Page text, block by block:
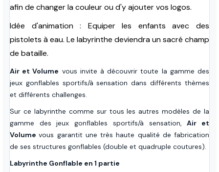
afin de changer la couleur ou d'y ajouter vos logos.
Idée d'animation : Equiper les enfants avec des
pistolets à eau. Le labyrinthe deviendra un sacré champ
de bataille.
Air et Volume vous invite à découvrir toute la gamme des
jeux gonflables sportifs/à sensation dans différents thèmes
et différents challenges.
Sur ce labyrinthe comme sur tous les autres modèles de la
gamme des jeux gonflables sportifs/à sensation,Air et
Volumevous garantit une très haute qualité de fabrication
de ses structures gonflables (double et quadruple coutures).
Labyrinthe Gonflable en 1 partie